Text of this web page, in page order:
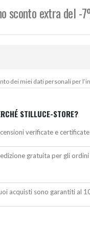
sconto extra del -
dei miei dati personali per
STILLUCE-STORE?
verificate e
gratuita per gli
acquisti sono garantiti al